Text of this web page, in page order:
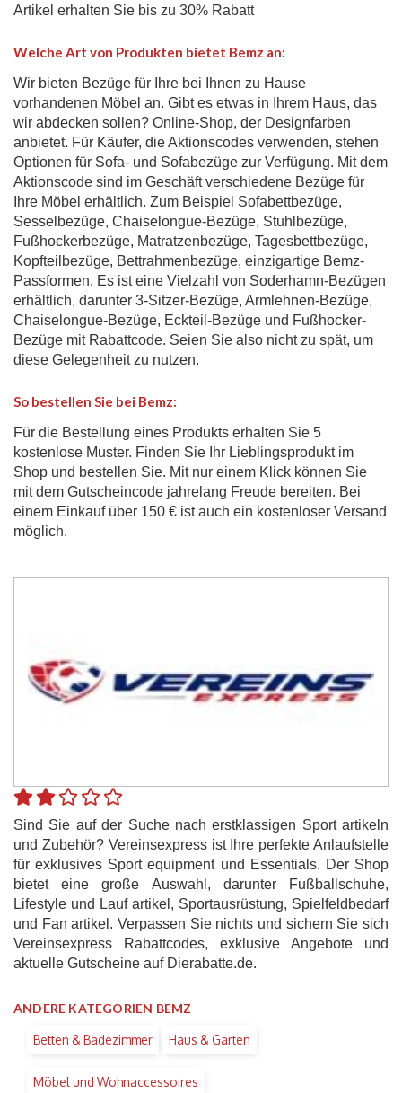
Artikel erhalten Sie bis zu 30% Rabatt
Welche Art von Produkten bietet Bemz an:
Wir bieten Bezüge für Ihre bei Ihnen zu Hause
vorhandenen Möbel an. Gibt es etwas in Ihrem Haus, das
wir abdecken sollen? Online-Shop, der Designfarben
anbietet. Für Käufer, die Aktionscodes verwenden, stehen
Optionen für Sofa- und Sofabezüge zur Verfügung. Mit dem
Aktionscode sind im Geschäft verschiedene Bezüge für
Ihre Möbel erhältlich. Zum Beispiel Sofabettbezüge,
Sesselbezüge, Chaiselongue-Bezüge, Stuhlbezüge,
Fußhockerbezüge, Matratzenbezüge, Tagesbettbezüge,
Kopfteilbezüge, Bettrahmenbezüge, einzigartige Bemz-
Passformen, Es ist eine Vielzahl von Soderhamn-Bezügen
erhältlich, darunter 3-Sitzer-Bezüge, Armlehnen-Bezüge,
Chaiselongue-Bezüge, Eckteil-Bezüge und Fußhocker-
Bezüge mit Rabattcode. Seien Sie also nicht zu spät, um
diese Gelegenheit zu nutzen.
So bestellen Sie bei Bemz:
Für die Bestellung eines Produkts erhalten Sie 5
kostenlose Muster. Finden Sie Ihr Lieblingsprodukt im
Shop und bestellen Sie. Mit nur einem Klick können Sie
mit dem Gutscheincode jahrelang Freude bereiten. Bei
einem Einkauf über 150 € ist auch ein kostenloser Versand
möglich.
Sind Sie auf der Suche nach erstklassigen Sport artikeln
und Zubehör? Vereinsexpress ist Ihre perfekte Anlaufstelle
für exklusives Sport equipment und Essentials. Der Shop
bietet eine große Auswahl, darunter Fußballschuhe,
Lifestyle und Lauf artikel, Sportausrüstung, Spielfeldbedarf
und Fan artikel. Verpassen Sie nichts und sichern Sie sich
Vereinsexpress Rabattcodes, exklusive Angebote und
aktuelle Gutscheine auf Dierabatte.de.
ANDERE KATEGORIEN BEMZ
Betten & Badezimmer Haus & Garten
Möbel und Wohnaccessoires